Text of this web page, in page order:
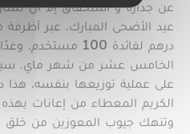
عن جدارة و استحقاق إلا أن
درهم لفائدة 100
الخامس عشر من شهر ماي،
على عملية توزيعها بنفسه،
الكريم المعطاء من إعانات بهذه
وتنهك جيوب المعوزين من خلق